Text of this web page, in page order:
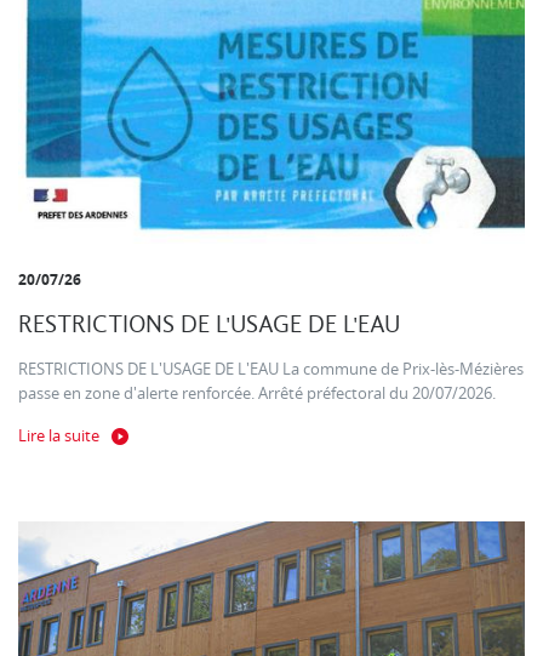
20/07/26
RESTRICTIONS DE L'USAGE DE L'EAU
RESTRICTIONS DE L'USAGE DE L'EAU La commune de Prix-lès-Mézières
passe en zone d'alerte renforcée. Arrêté préfectoral du 20/07/2026.
Lire la suite